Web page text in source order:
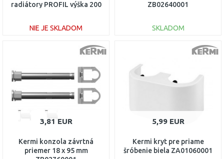
radiátory PROFIL výška 200
NIE JE SKLADOM
DO KOŠÍKA
ZB02640001
SKLADOM
DO KOŠÍKA
3,81 EUR
Kermi konzola závrtná
priemer 18 x 95 mm
5,99 EUR
Kermi kryt pre priame
šróbenie biela ZA01060001